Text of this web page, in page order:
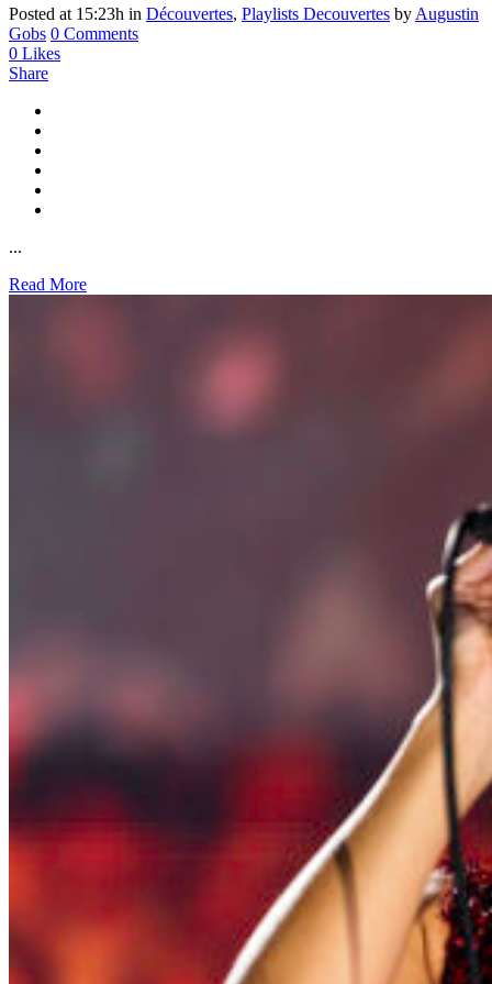
Posted at 15:23h in Découvertes, Playlists Decouvertes by Augustin
Gobs 0 Comments
0 Likes
Share
...
Read More